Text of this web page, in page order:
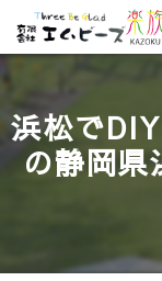
浜松で
の静岡